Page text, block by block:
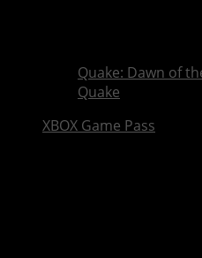
Quake: Dawn of
Quake
XBOX Game Pass